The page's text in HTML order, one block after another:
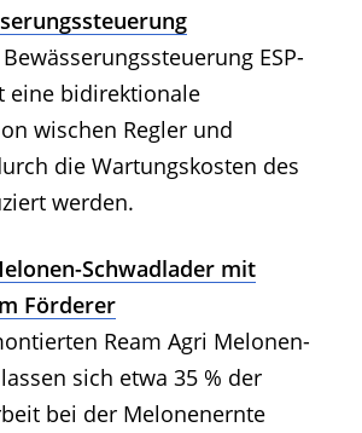
ESP-
eine bidirektionale
wischen Regler und
die Wartungskosten des
werden.
Schwadlader mit
Förderer
Ream Agri Melonen-
sich etwa 35 % der
bei der Melonenernte